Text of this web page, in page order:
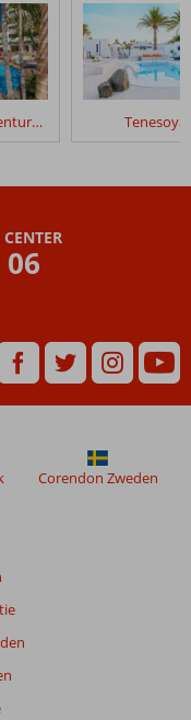
Abora Buenaventura by Lopesan Hotels Tenesoya
Corendon Zweden